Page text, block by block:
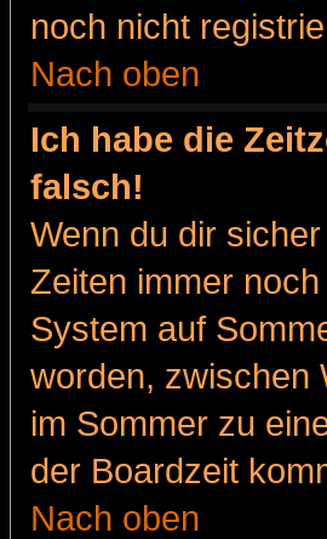
noch nicht
Nach oben
Ich habe die
falsch!
Wenn du dir
Zeiten immer
System auf
worden, zwischen
im Sommer zu
der Boardzeit
Nach oben